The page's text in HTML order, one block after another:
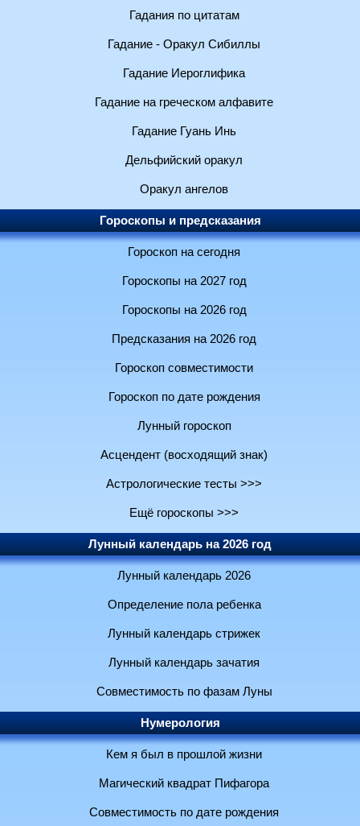
Гадания по цитатам
Гадание - Оракул Сибиллы
Гадание Иероглифика
Гадание на греческом алфавите
Гадание Гуань Инь
Дельфийский оракул
Оракул ангелов
Гороскопы и предсказания
Гороскоп на сегодня
Гороскопы на 2027 год
Гороскопы на 2026 год
Предсказания на 2026 год
Гороскоп совместимости
Гороскоп по дате рождения
Лунный гороскоп
Асцендент (восходящий знак)
Астрологические тесты >>>
Ещё гороскопы >>>
Лунный календарь на 2026 год
Лунный календарь 2026
Определение пола ребенка
Лунный календарь стрижек
Лунный календарь зачатия
Совместимость по фазам Луны
Нумерология
Кем я был в прошлой жизни
Магический квадрат Пифагора
Совместимость по дате рождения